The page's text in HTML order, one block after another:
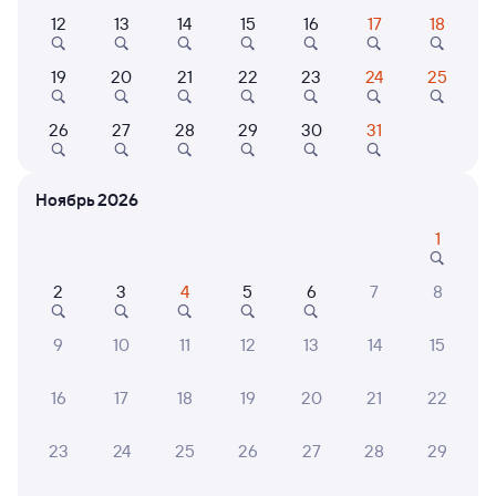
Анапа
10:40 17:08
4 д 2 ч 28 м в пути
Дни следования
от 13 ⁠626 ⁠₽ 17 ⁠380 ⁠₽
19:30 23:20
3 д 23 ч 50 м в пути
12 13 14 15 16 17 18
19 20 21 22 23 24 25
26 27 28 29 30 31
Ноябрь 2026
1
2 3 4 5 6 7 8
9 10 11 12 13 14 15
16 17 18 19 20 21 22
23 24 25 26 27 28 29